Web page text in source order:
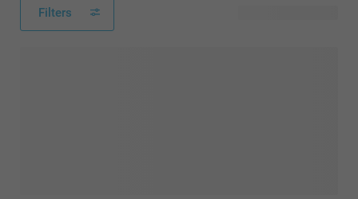
Filters